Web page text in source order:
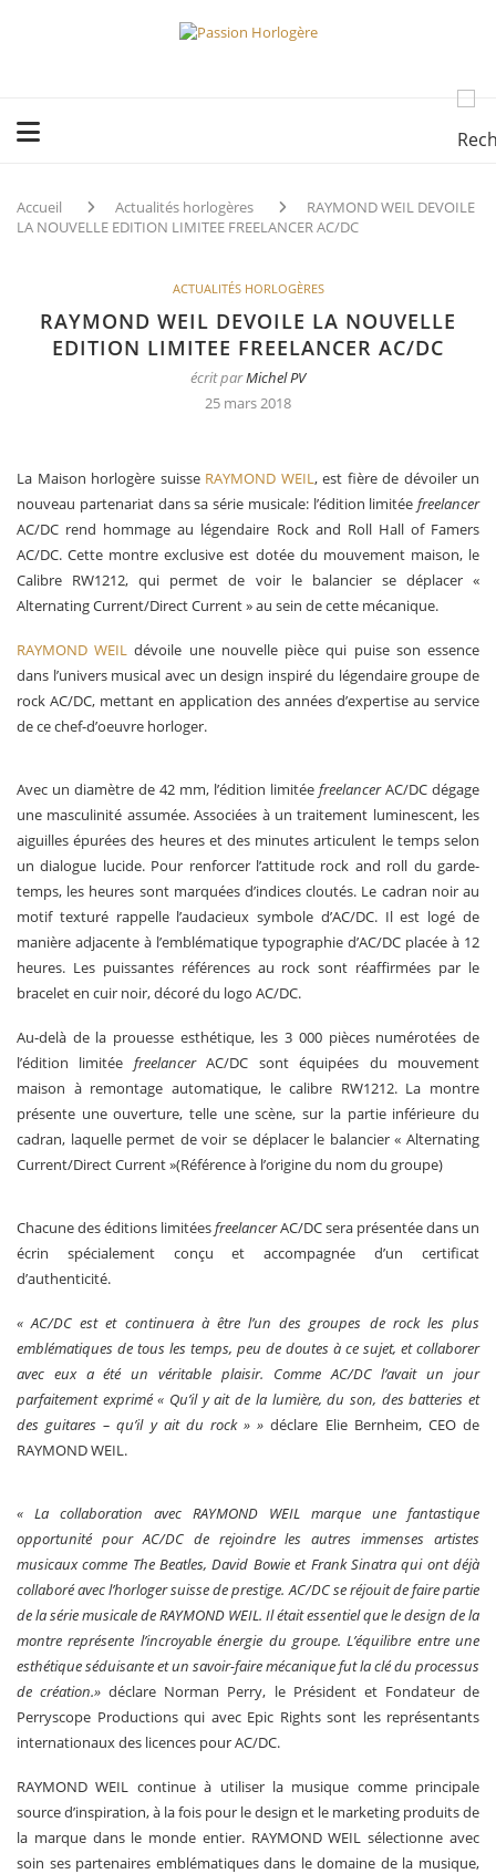
Accueil Actualités horlogères
RAYMOND WEIL DEVOILE
LA NOUVELLE EDITION LIMITEE FREELANCER AC/DC
ACTUALITÉS HORLOGÈRES
RAYMOND WEIL DEVOILE LA NOUVELLE
EDITION LIMITEE FREELANCER AC/DC
écrit parMichel PV
25 mars 2018
La Maison horlogère suisse RAYMOND WEIL, est fière de dévoiler un
nouveau partenariat dans sa série musicale: l’édition limitée freelancer
AC/DC rend hommage au légendaire Rock and Roll Hall of Famers
AC/DC. Cette montre exclusive est dotée du mouvement maison, le
Calibre RW1212, qui permet de voir le balancier se déplacer «
Alternating Current/Direct Current » au sein de cette mécanique.
RAYMOND WEIL dévoile une nouvelle pièce qui puise son essence
dans l’univers musical avec un design inspiré du légendaire groupe de
rock AC/DC, mettant en application des années d’expertise au service
de ce chef-d’oeuvre horloger.
Avec un diamètre de 42 mm, l’édition limitée freelancerAC/DC dégage
une masculinité assumée. Associées à un traitement luminescent, les
aiguilles épurées des heures et des minutes articulent le temps selon
un dialogue lucide. Pour renforcer l’attitude rock and roll du garde-
temps, les heures sont marquées d’indices cloutés. Le cadran noir au
motif texturé rappelle l’audacieux symbole d’AC/DC. Il est logé de
manière adjacente à l’emblématique typographie d’AC/DC placée à 12
heures. Les puissantes références au rock sont réaffirmées par le
bracelet en cuir noir, décoré du logo AC/DC.
Au-delà de la prouesse esthétique, les 3 000 pièces numérotées de
l’édition limitée freelancerAC/DC sont équipées du mouvement
maison à remontage automatique, le calibre RW1212. La montre
présente une ouverture, telle une scène, sur la partie inférieure du
cadran, laquelle permet de voir se déplacer le balancier « Alternating
Current/Direct Current »(Référence à l’origine du nom du groupe)
Chacune des éditions limitéesfreelancerAC/DC sera présentée dans un
écrin spécialement conçu et accompagnée d’un certificat
d’authenticité.
« AC/DC est et continuera à être l’un des groupes de rock les plus
emblématiques de tous les temps, peu de doutes à ce sujet, et collaborer
avec eux a été un véritable plaisir. Comme AC/DC l’avait un jour
parfaitement exprimé « Qu’il y ait de la lumière, du son, des batteries et
des guitares – qu’il y ait du rock » »déclare Elie Bernheim, CEO de
RAYMOND WEIL.
« La collaboration avec RAYMOND WEIL marque une fantastique
opportunité pour AC/DC de rejoindre les autres immenses artistes
musicaux comme The Beatles, David Bowie et Frank Sinatra qui ont déjà
collaboré avec l’horloger suisse de prestige. AC/DC se réjouit de faire partie
de la série musicale de RAYMOND WEIL. Il était essentiel que le design de la
montre représente l’incroyable énergie du groupe. L’équilibre entre une
esthétique séduisante et un savoir-faire mécanique fut la clé du processus
de création.»déclare Norman Perry, le Président et Fondateur de
Perryscope Productions qui avec Epic Rights sont les représentants
internationaux des licences pour AC/DC.
RAYMOND WEIL continue à utiliser la musique comme principale
source d’inspiration, à la fois pour le design et le marketing produits de
la marque dans le monde entier. RAYMOND WEIL sélectionne avec
soin ses partenaires emblématiques dans le domaine de la musique,